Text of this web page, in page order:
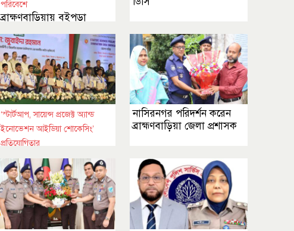
পরিবেশে
ব্রাক্ষণবাড়িয়ায় বইপড়া
‘স্টার্টআপ, সায়েন্স প্রজেক্ট অ্যান্ড
ইনোভেশন আইডিয়া শোকেসিং’
প্রতিযোগিতার
ঢাকায় বিজয়ীদের মধ্যে
পুরস্কার বিতরণ
নাসিরনগর পরিদর্শন করেন
ব্রাহ্মণবাড়িয়া জেলা প্রশাসক